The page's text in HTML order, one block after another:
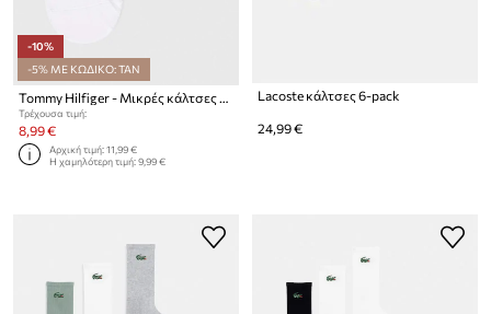
-10%
-5% ΜΕ ΚΩΔΙΚΟ: TAN
Τρέχουσα τιμή:
8,99 €
Αρχική τιμή:11,99 €
Η χαμηλότερη τιμή:9,99 €
Lacoste κάλτσες 6-pack
24,99 €